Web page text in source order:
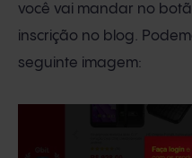
você vai mandar no
inscrição no blog.
seguinte imagem: